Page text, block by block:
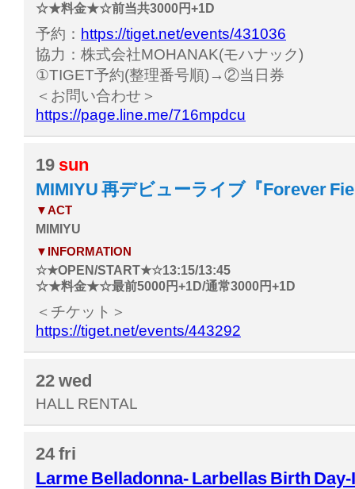
☆★料金★☆前当共3000円+1D
予約： https://tiget.net/events/431036
協力：株式会社MOHANAK(モハナック)
①TIGET予約(整理番号順)→②当日券
＜お問い合わせ＞
https://page.line.me/716mpdcu
19 sun
MIMIYU 再デビューライブ『Forever
▼ACT
MIMIYU
▼INFORMATION
☆★OPEN/START★☆13:15/13:45
☆★料金★☆最前5000円+1D/通常3000円+1D
＜チケット＞
https://tiget.net/events/443292
22 wed
HALL RENTAL
24 fri
Larme Belladonna- Larbellas Birth Day-